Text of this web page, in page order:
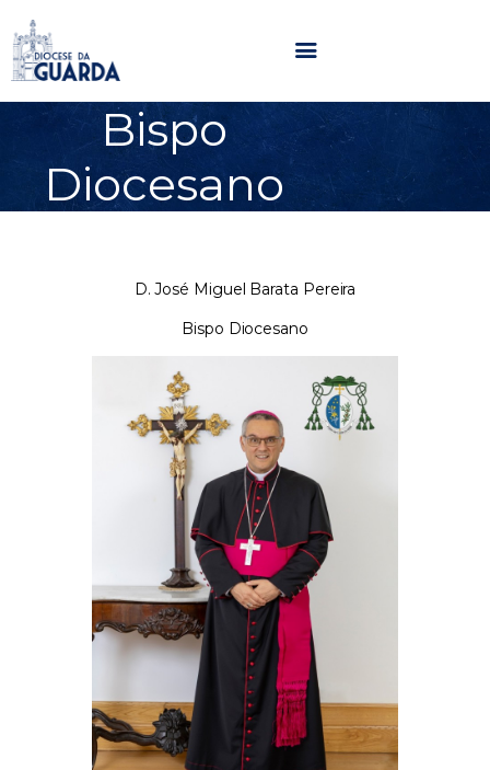
Bispo
Diocesano
HOME
DIOCESE
SECRETARIADOS
NOTÍCIAS
MULTIMÉDIA
SENTIR COM A IGREJA
CONTACTOS
D. José Miguel Barata Pereira
Bispo Diocesano